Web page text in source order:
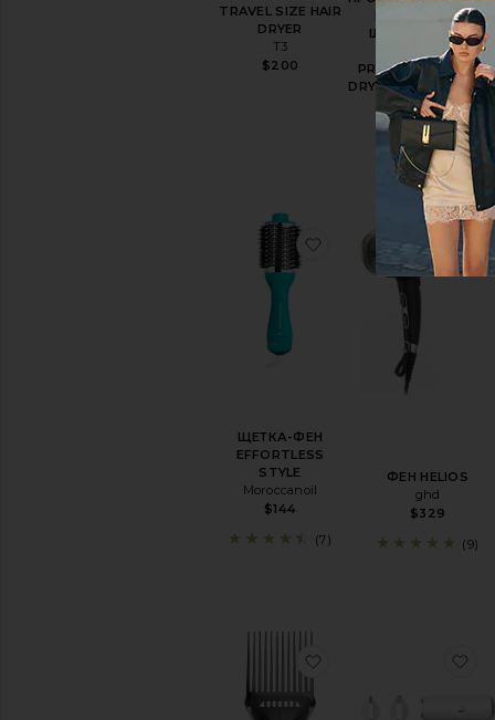
TRAVEL SIZE HAIR
DRYER
T3
$200
НАБОР ФЕНА И
ЩЕТОК AIRELUXE
AIRELUXE
PROFESSIONAL
DRYER AND BRUSH
T3
$225
(4)
ЩЕТКА-ФЕН
EFFORTLESS
STYLE
Moroccanoil
$144
избранноеЩЕТКА-
(7)
ФЕН HELIOS
ghd
$329
(9)